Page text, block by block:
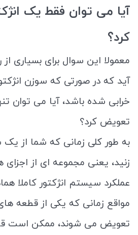
آیا می توان فقط یک
کرد؟
معمولا این سوال برای بسیاری
آید که در صورتی که سوزن
خرابی شده باشد، آیا می توان
تعویض کرد؟
به طور کلی زمانی که شما از
زنید، یعنی مجموعه ای از
عملکرد سیستم انژکتور کاملا
مواقع زمانی که یکی از قطعه
تعویض می شوند، ممکن است